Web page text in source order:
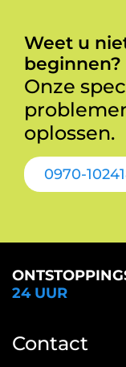
Weet u
beginnen?
Onze
oplossen.
0970-
24 UUR
Contact